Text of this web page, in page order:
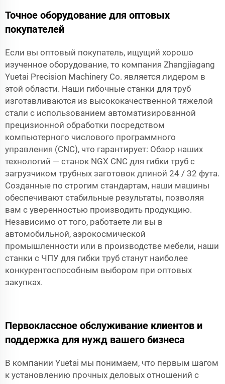
Точное оборудование для оптовых
покупателей
Если вы оптовый покупатель, ищущий хорошо
изученное оборудование, то компания Zhangjiagang
Yuetai Precision Machinery Co. является лидером в
этой области. Наши гибочные станки для труб
изготавливаются из высококачественной тяжелой
стали с использованием автоматизированной
прецизионной обработки посредством
компьютерного числового программного
управления (CNC), что гарантирует: Обзор наших
технологий — станок NGX CNC для гибки труб с
загрузчиком трубных заготовок длиной 24 / 32 фута.
Созданные по строгим стандартам, наши машины
обеспечивают стабильные результаты, позволяя
вам с уверенностью производить продукцию.
Независимо от того, работаете ли вы в
автомобильной, аэрокосмической
промышленности или в производстве мебели, наши
станки с ЧПУ для гибки труб станут наиболее
конкурентоспособным выбором при оптовых
закупках.
Первоклассное обслуживание клиентов и
поддержка для нужд вашего бизнеса
В компании Yuetai мы понимаем, что первым шагом
к установлению прочных деловых отношений с